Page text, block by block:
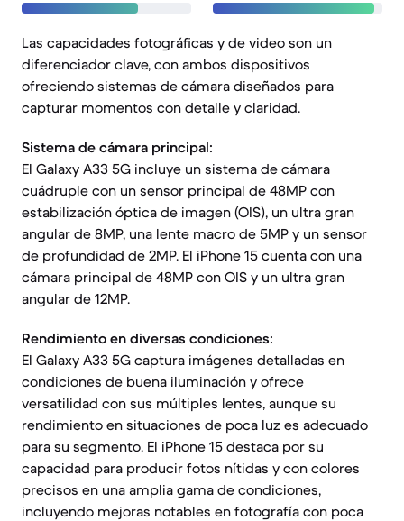
Las capacidades fotográficas y de video son un
diferenciador clave, con ambos dispositivos
ofreciendo sistemas de cámara diseñados para
capturar momentos con detalle y claridad.
Sistema de cámara principal:
El Galaxy A33 5G incluye un sistema de cámara
cuádruple con un sensor principal de 48MP con
estabilización óptica de imagen (OIS), un ultra gran
angular de 8MP, una lente macro de 5MP y un sensor
de profundidad de 2MP. El iPhone 15 cuenta con una
cámara principal de 48MP con OIS y un ultra gran
angular de 12MP.
Rendimiento en diversas condiciones:
El Galaxy A33 5G captura imágenes detalladas en
condiciones de buena iluminación y ofrece
versatilidad con sus múltiples lentes, aunque su
rendimiento en situaciones de poca luz es adecuado
para su segmento. El iPhone 15 destaca por su
capacidad para producir fotos nítidas y con colores
precisos en una amplia gama de condiciones,
incluyendo mejoras notables en fotografía con poca